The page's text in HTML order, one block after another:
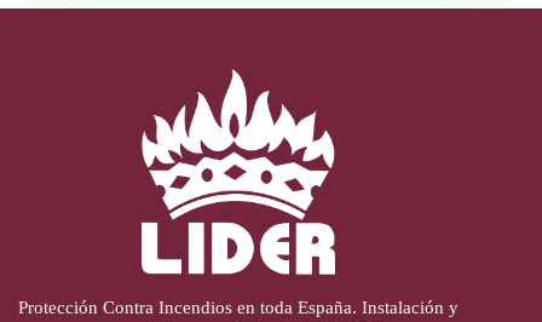
Protección Contra Incendios en toda España. Instalación y